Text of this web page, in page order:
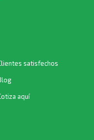
satisfechos
aquí